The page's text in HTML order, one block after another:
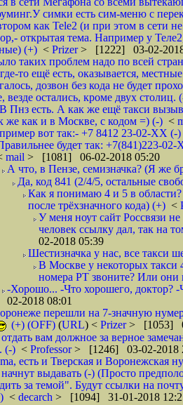
симки есть сим-меню с
как Tele2 (и при этом в сети
открытая тема. Например у
(+) < Prizer> [1222] 03-02-
таких проблем надо по всей
то ещё есть, оказывается,
дозвон без кода не будет
везде остались, кроме двух
Пнз есть. А как же ещё такси
же как и в Москве, с кодом =) (-) <
вот так:- +7 8412 23-02-ХХ (-
будет так: +7(841)223-
mail > [1081] 06-02-2018 05:20
А что, в Пензе, семизначка? (Я же
Да, код 841 (2/4/5, остальные
Как я понимаю 4 и 5 в
после трёхзначного кода) (+) <
У меня ноут сайт Россвязи
человек ссылку дал, так на
02-2018 05:39
Шестизначка у нас, все такси
В Москве у некоторых такси
номера РТ звоните? Или они
-Хорошо... -Что хорошего, доктор?
02-2018 08:01
перешли на 7-значную
(+) (OFF) (URL) < Prizer> [1053]
вам должное за верное
(-) < Professor> [1246] 03-02-2018
есть и Тверская и Воронежская
выдавать (-) (Просто
за темой". Будут ссылки на
< decarch > [1094] 31-01-2018